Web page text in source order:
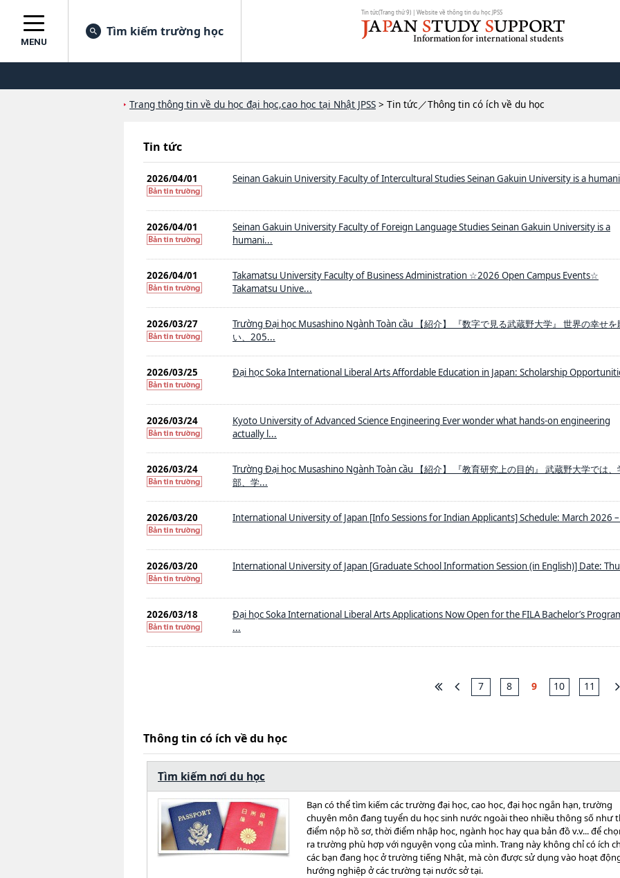
Tin tức(Trang thứ 9) | Website về thông tin du học JPSS
MENU
Tìm kiếm trường học
Trang thông tin về du học đại học,cao học tại Nhật JPSS > Tin tức／Thông tin có ích về du học
Tin tức
2026/04/01 Seinan Gakuin University Faculty of Intercultural Studies Seinan Gakuin University is a
2026/04/01
Seinan Gakuin University Faculty of Foreign Language Studies Seinan Gakuin University is a
humani...
2026/04/01
Takamatsu University Faculty of Business Administration ☆2026 Open Campus Events☆
Takamatsu Unive...
2026/03/27
Trường Đại học Musashino Ngành Toàn cầu 【紹介】 『数字で見る武蔵野大学』 世界の幸せを
い、205...
2026/03/25 Đại học Soka International Liberal Arts Affordable Education in Japan: Scholarship
2026/03/24
Kyoto University of Advanced Science Engineering Ever wonder what hands-on engineering
actually l...
2026/03/24
Trường Đại học Musashino Ngành Toàn cầu 【紹介】 『教育研究上の目的』 武蔵野大学では、
部、学...
2026/03/20 International University of Japan [Info Sessions for Indian Applicants] Schedule: March 2026
2026/03/20 International University of Japan [Graduate School Information Session (in English)] Date:
2026/03/18
Đại học Soka International Liberal Arts Applications Now Open for the FILA Bachelor’s
...
7 8 9 10 11
Thông tin có ích về du học
Tìm kiếm nơi du học
Bạn có thể tìm kiếm các trường đại học, cao học, đại học ngắn hạn, trường
chuyên môn đang tuyển du học sinh nước ngoài theo nhiều thông số như
điểm nộp hồ sơ, thời điểm nhập học, ngành học hay qua bản đồ v.v... để
ra trường phù hợp với nguyện vọng của mình. Trang này không chỉ có ích
các bạn đang học ở trường tiếng Nhật, mà còn được sử dụng vào hoạt
hướng nghiệp ở các trường tại nước sở tại.